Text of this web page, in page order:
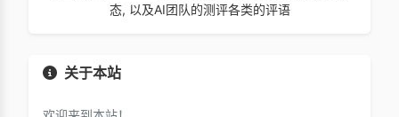
态, 以及AI团队的测评各类的评语
关于本站